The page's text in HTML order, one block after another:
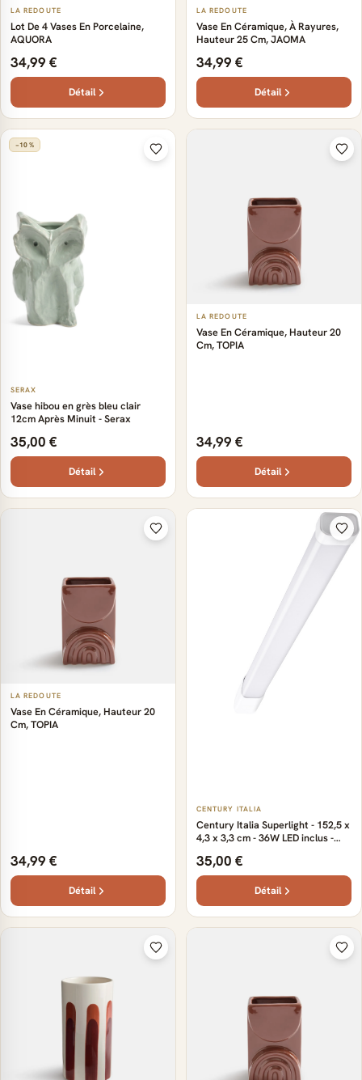
LA REDOUTE
Lot De 4 Vases En Porcelaine,
AQUORA
34,99 €
Détail
LA REDOUTE
Vase En Céramique, À Rayures,
Hauteur 25 Cm, JAOMA
34,99 €
Détail
−10 %
SERAX
Vase hibou en grès bleu clair
12cm Après Minuit - Serax
35,00 €
Détail
LA REDOUTE
Vase En Céramique, Hauteur 20
Cm, TOPIA
34,99 €
Détail
LA REDOUTE
Vase En Céramique, Hauteur 20
Cm, TOPIA
34,99 €
Détail
CENTURY ITALIA
Century Italia Superlight - 152,5 x
4,3 x 3,3 cm - 36W LED inclus -
35,00 €
Détail